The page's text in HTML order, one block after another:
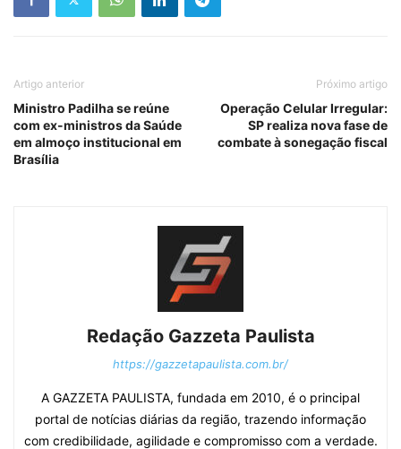
Artigo anterior
Ministro Padilha se reúne
com ex-ministros da Saúde
em almoço institucional em
Brasília
Próximo artigo
Operação Celular Irregular:
SP realiza nova fase de
combate à sonegação fiscal
Redação Gazzeta Paulista
https://gazzetapaulista.com.br/
A GAZZETA PAULISTA, fundada em 2010, é o principal
portal de notícias diárias da região, trazendo informação
com credibilidade, agilidade e compromisso com a verdade.